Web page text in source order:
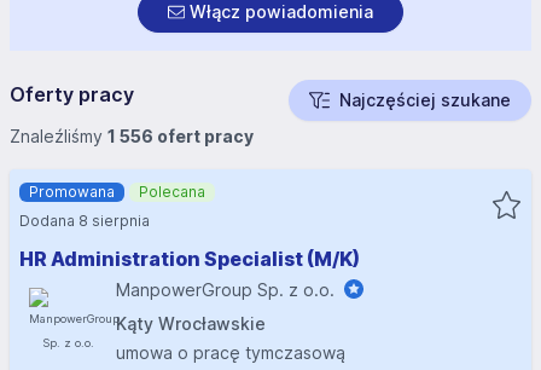
Włącz powiadomienia
Oferty pracy
Najczęściej szukane
Znaleźliśmy 1 556 ofert pracy
HR Administration Specialist (M/K)
ManpowerGroup Sp. z o.o.
Kąty Wrocławskie
umowa o pracę tymczasową
Promowana
Polecana
Dodana 8 sierpnia